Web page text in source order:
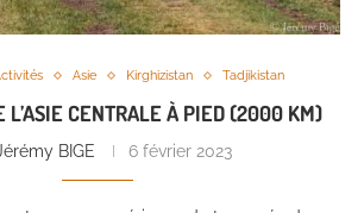
Asie Kirghizistan Tadjikistan
L’ASIE CENTRALE À PIED (2000 KM)
BIGE 6 février 2023